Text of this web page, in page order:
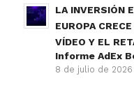
LA INVERSIÓN
EUROPA
VÍDEO Y EL
Informe AdEx
8 de julio de